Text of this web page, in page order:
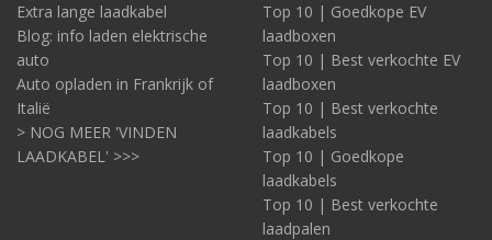
Extra lange laadkabel
Blog: info laden elektrische
auto
Auto opladen in Frankrijk of
Italië
> NOG MEER 'VINDEN
LAADKABEL' >>>
Top 10 | Goedkope EV
laadboxen
Top 10 | Best verkochte EV
laadboxen
Top 10 | Best verkochte
laadkabels
Top 10 | Goedkope
laadkabels
Top 10 | Best verkochte
laadpalen